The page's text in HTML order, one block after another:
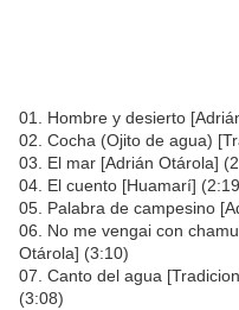
01. Hombre y desierto
02. Cocha (Ojito de agua)
03. El mar [Adrián Otárola]
04. El cuento [Huamarí]
05. Palabra de campesino
06. No me vengai con
Otárola] (3:10)
07. Canto del agua
(3:08)